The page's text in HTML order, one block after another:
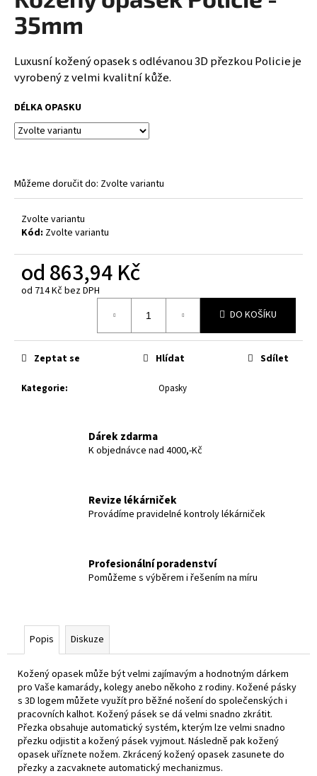
0,0
z
hvězdiček.
35mm
Luxusní kožený opasek s odlévanou 3D přezkou Policie je
vyrobený z velmi kvalitní kůže.
DÉLKA OPASKU
Můžeme doručit do: Zvolte variantu
Zvolte variantu
Kód: Zvolte variantu
od863,94 Kč
od 714 Kčbez DPH
DO KOŠÍKU
Kategorie: Opasky
Zeptat se Hlídat Sdílet
Dárek zdarma
K objednávce nad 4000,-Kč
Revize lékárniček
Provádíme pravidelné kontroly lékárniček
Profesionální poradenství
Pomůžeme s výběrem i řešením na míru
Popis Diskuze
Kožený opasek může být velmi zajímavým a hodnotným dárkem
pro Vaše kamarády, kolegy anebo někoho z rodiny. Kožené pásky
s 3D logem můžete využít pro běžné nošení do společenských i
pracovních kalhot. Kožený pásek se dá velmi snadno zkrátit.
Přezka obsahuje automatický systém, kterým lze velmi snadno
přezku odjistit a kožený pásek vyjmout. Následně pak kožený
opasek uříznete nožem. Zkrácený kožený opasek zasunete do
přezky a zacvaknete automatický mechanizmus.
a
j
í
t
D
o
p
o
m